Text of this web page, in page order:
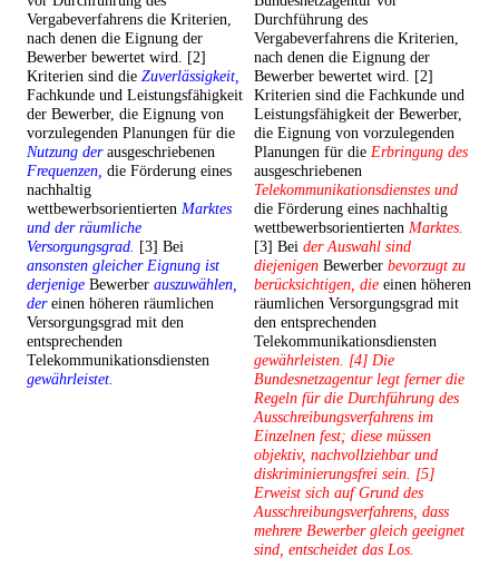
Vergabeverfahrens die Kriterien,
nach denen die Eignung der
Bewerber bewertet wird. [2]
Kriterien sind die Zuverlässigkeit,
Fachkunde und Leistungsfähigkeit
der Bewerber, die Eignung von
vorzulegenden Planungen für die
Nutzung derausgeschriebenen
Frequenzen, die Förderung eines
nachhaltig
wettbewerbsorientierten Marktes
und der räumliche
Versorgungsgrad. [3] Bei
ansonsten gleicher Eignung ist
derjenige Bewerber auszuwählen,
dereinen höheren räumlichen
Versorgungsgrad mit den
entsprechenden
Telekommunikationsdiensten
gewährleistet.
Durchführung des
Vergabeverfahrens die Kriterien,
nach denen die Eignung der
Bewerber bewertet wird. [2]
Kriterien sind die Fachkunde und
Leistungsfähigkeit der Bewerber,
die Eignung von vorzulegenden
Planungen für die Erbringung des
ausgeschriebenen
Telekommunikationsdienstes und
die Förderung eines nachhaltig
wettbewerbsorientierten Marktes.
[3] Bei der Auswahl sind
diejenigen Bewerber bevorzugt zu
berücksichtigen, die einen höheren
räumlichen Versorgungsgrad mit
den entsprechenden
Telekommunikationsdiensten
gewährleisten. [4] Die
Bundesnetzagentur legt ferner die
Regeln für die Durchführung des
Ausschreibungsverfahrens im
Einzelnen fest; diese müssen
objektiv, nachvollziehbar und
diskriminierungsfrei sein. [5]
Erweist sich auf Grund des
Ausschreibungsverfahrens, dass
mehrere Bewerber gleich geeignet
sind, entscheidet das Los.